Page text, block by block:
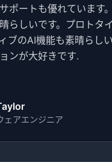
ポートも優れています
らしいです。プロトタ
ブのAI機能も素晴らし
ンが大好きです.
ェアエンジニア